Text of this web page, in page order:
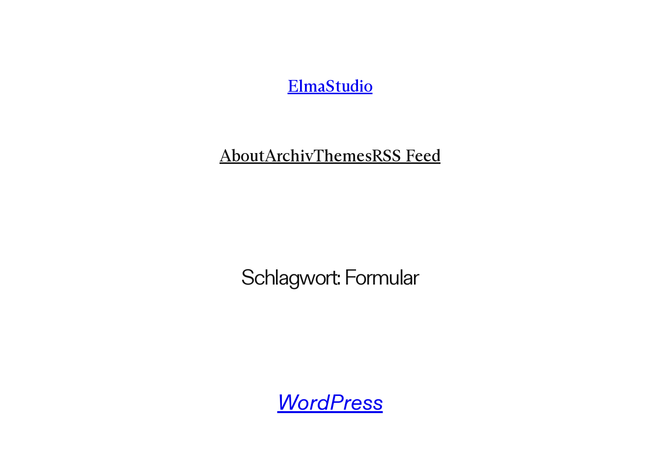
ElmaStudio
AboutArchivThemesRSS Feed
Schlagwort: Formular
WordPress